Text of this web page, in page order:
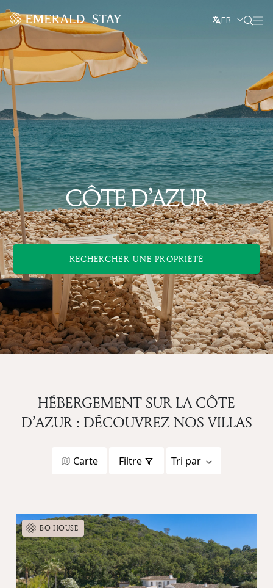
FR
CÔTE D’AZUR
RECHERCHER UNE PROPRIÉTÉ
HÉBERGEMENT SUR LA CÔTE
D’AZUR : DÉCOUVREZ NOS VILLAS
Carte Filtre Tri par
BO HOUSE